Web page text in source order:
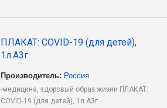
ПЛАКАТ: COVID-19 (для детей),
1л.А3г
Производитель: Россия
-медицина, здоровый образ жизни ПЛАКАТ:
COVID-19 (для детей), 1л.А3г..